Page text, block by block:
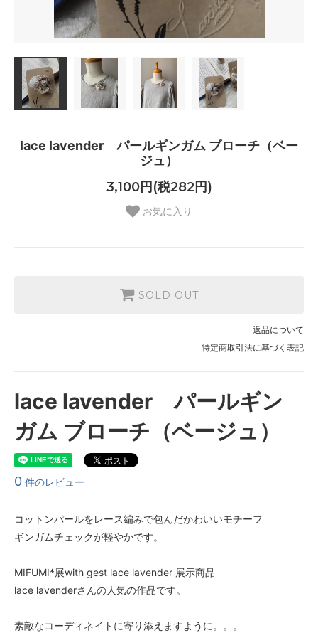
lace lavender パールギンガム ブローチ（ベー
ジュ）
3,100円(税282円)
お気に入り
SOLD OUT
返品について
特定商取引法に基づく表記
lace lavender パールギン
ガム ブローチ（ベージュ）
0 件のレビュー
コットンパールをレース編みで包んだかわいいモチーフ
ギンガムチェックが軽やかです。
MIFUMI*展with gest lace lavender 展示商品
lace lavenderさんの人気の作品です。
素敵なコーディネイトに寄り添えますように。。。